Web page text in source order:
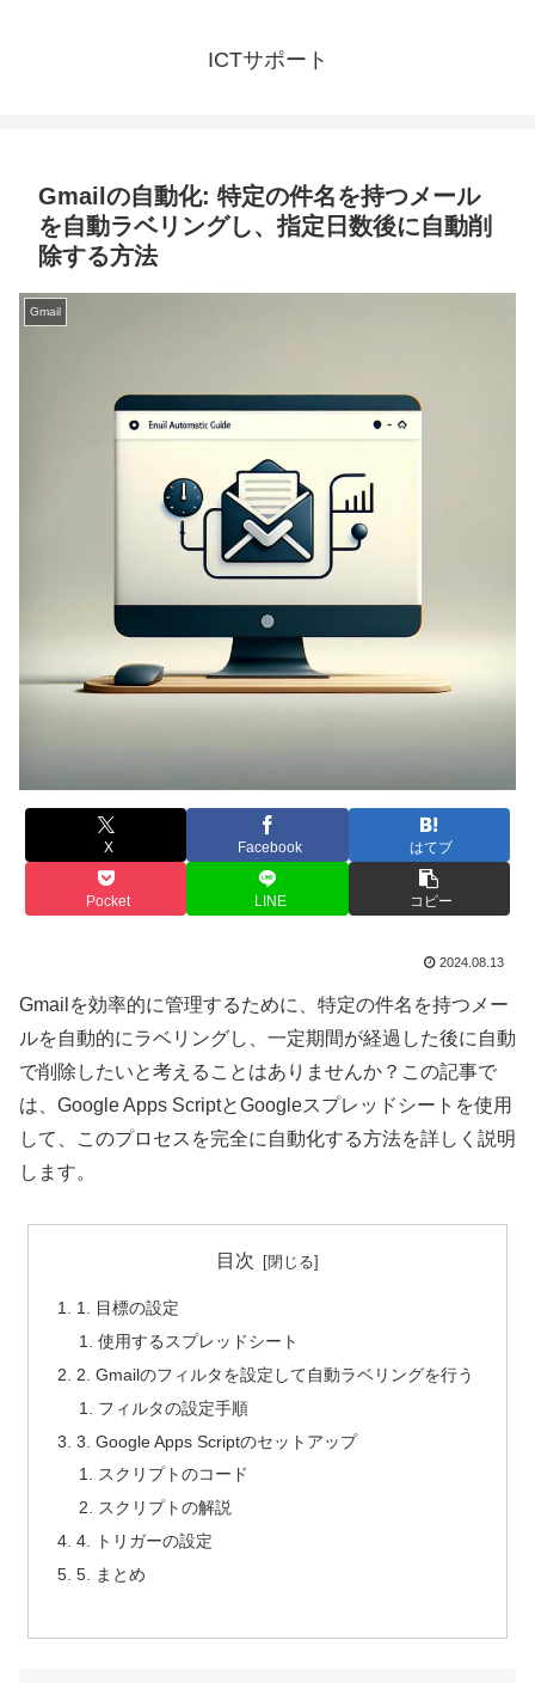
ICTサポート
Gmailの自動化: 特定の件名を持つメール
を自動ラベリングし、指定日数後に自動削
除する方法
Gmail
X Facebook はてブ
Pocket LINE コピー
2024.08.13
Gmailを効率的に管理するために、特定の件名を持つメー
ルを自動的にラベリングし、一定期間が経過した後に自動
で削除したいと考えることはありませんか？この記事で
は、Google Apps ScriptとGoogleスプレッドシートを使用
して、このプロセスを完全に自動化する方法を詳しく説明
します。
目次
1. 目標の設定
使用するスプレッドシート
2. Gmailのフィルタを設定して自動ラベリングを行う
フィルタの設定手順
3. Google Apps Scriptのセットアップ
スクリプトのコード
スクリプトの解説
4. トリガーの設定
5. まとめ